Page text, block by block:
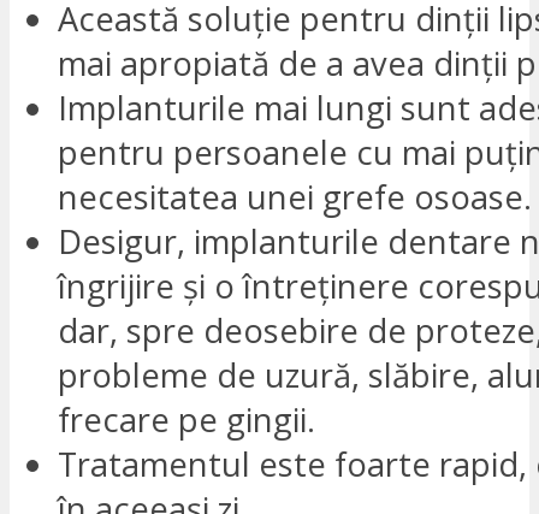
Această soluție pentru dinții
mai apropiată de a avea dinții
Implanturile mai lungi sunt
pentru persoanele cu mai
necesitatea unei grefe osoase.
Desigur, implanturile dentare
îngrijire și o întreținere
dar, spre deosebire de
probleme de uzură, slăbire,
frecare pe gingii.
Tratamentul este foarte